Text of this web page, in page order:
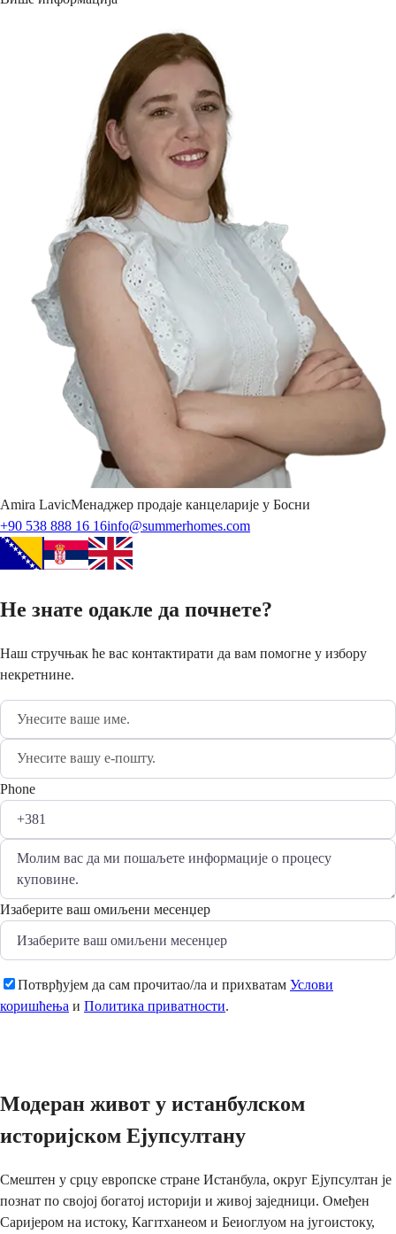
Amira LavicМенаджер продаје канцеларије у Босни
+90 538 888 16 16info@summerhomes.com
Не знате одакле да почнете?
Наш стручњак ће вас контактирати да вам помогне у избору
некретнине.
Phone
Изаберите ваш омиљени месенџер
Потврђујем да сам прочитао/ла и прихватам Услови
коришћења и Политика приватности.
Модеран живот у истанбулском
историјском Ејупсултану
Смештен у срцу европске стране Истанбула, округ Ејупсултан је
познат по својој богатој историји и живој заједници. Омеђен
Саријером на истоку, Кагıтханеом и Беиоглуом на југоистоку,